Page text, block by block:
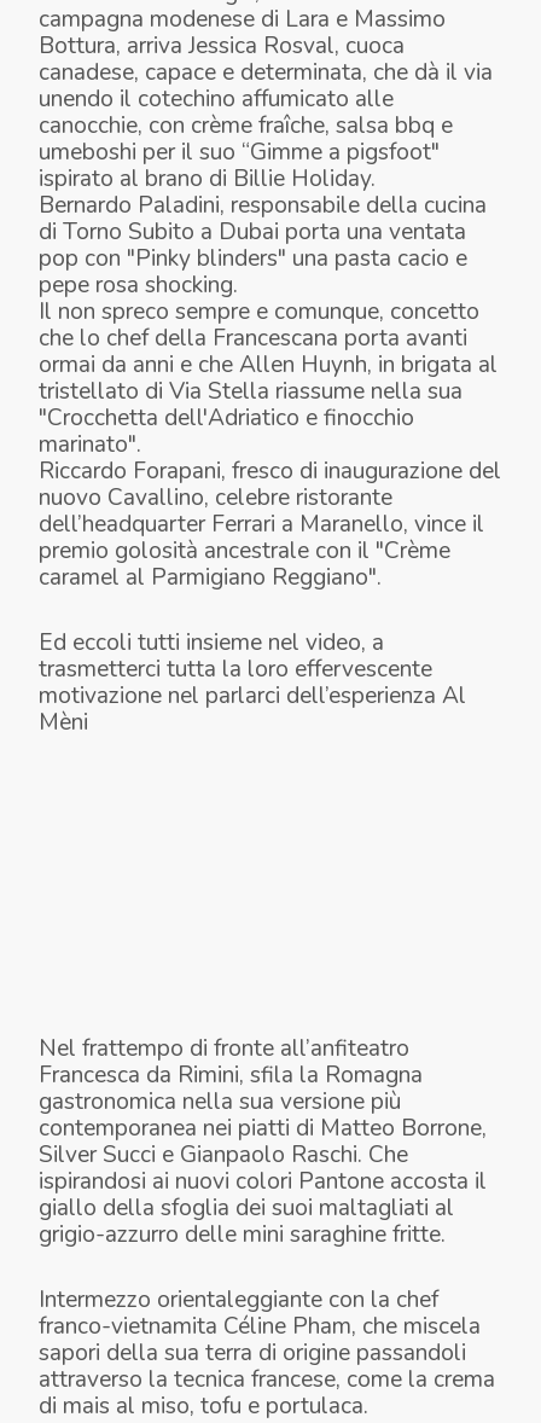
campagna modenese di Lara e Massimo
Bottura, arriva Jessica Rosval, cuoca
canadese, capace e determinata, che dà il via
unendo il cotechino affumicato alle
canocchie, con crème fraîche, salsa bbq e
umeboshi per il suo “Gimme a pigsfoot"
ispirato al brano di Billie Holiday.
Bernardo Paladini, responsabile della cucina
di Torno Subito a Dubai porta una ventata
pop con "Pinky blinders" una pasta cacio e
pepe rosa shocking.
Il non spreco sempre e comunque, concetto
che lo chef della Francescana porta avanti
ormai da anni e che Allen Huynh, in brigata al
tristellato di Via Stella riassume nella sua
"Crocchetta dell'Adriatico e finocchio
marinato".
Riccardo Forapani, fresco di inaugurazione del
nuovo Cavallino, celebre ristorante
dell’headquarter Ferrari a Maranello, vince il
premio golosità ancestrale con il "Crème
caramel al Parmigiano Reggiano".
Ed eccoli tutti insieme nel video, a
trasmetterci tutta la loro effervescente
motivazione nel parlarci dell’esperienza Al
Mèni
Nel frattempo di fronte all’anfiteatro
Francesca da Rimini, sfila la Romagna
gastronomica nella sua versione più
contemporanea nei piatti di Matteo Borrone,
Silver Succi e Gianpaolo Raschi. Che
ispirandosi ai nuovi colori Pantone accosta il
giallo della sfoglia dei suoi maltagliati al
grigio-azzurro delle mini saraghine fritte.
Intermezzo orientaleggiante con la chef
franco-vietnamita Céline Pham, che miscela
sapori della sua terra di origine passandoli
attraverso la tecnica francese, come la crema
di mais al miso, tofu e portulaca.